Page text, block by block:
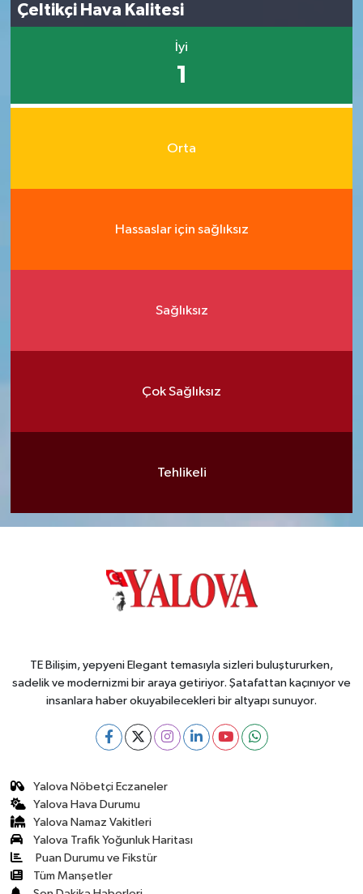
Çeltikçi Hava Kalitesi
İyi
1
Orta
Hassaslar için sağlıksız
Sağlıksız
Çok Sağlıksız
Tehlikeli
TE Bilişim, yepyeni Elegant temasıyla sizleri buluştururken,
sadelik ve modernizmi bir araya getiriyor. Şatafattan kaçınıyor ve
insanlara haber okuyabilecekleri bir altyapı sunuyor.
Yalova Nöbetçi Eczaneler
Yalova Hava Durumu
Yalova Namaz Vakitleri
Yalova Trafik Yoğunluk Haritası
Puan Durumu ve Fikstür
Tüm Manşetler